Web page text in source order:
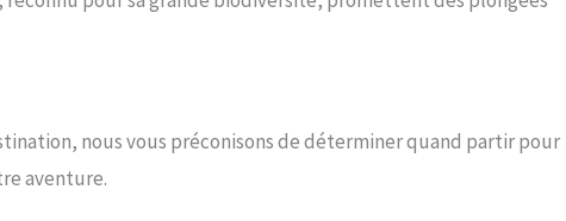
nous vous préconisons de déterminer quand partir pour
aventure.